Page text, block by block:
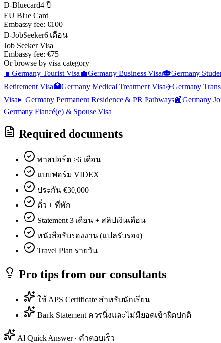
D-Bluecard4 ปี
EU Blue Card
Embassy fee: €100
D-JobSeeker6 เดือน
Job Seeker Visa
Embassy fee: €75
Or browse by visa category
🧳 Germany Tourist Visa💼Germany Business Visa🎓Germany
Retirement Visa🏥Germany Medical Treatment Visa✈️Germany
Visa🪪Germany Permanent Residence & PR Pathways📰Germany
Germany Fiancé(e) & Spouse Visa
Required documents
พาสปอร์ต >6 เดือน
แบบฟอร์ม VIDEX
ประกัน €30,000
ตั๋ว + ที่พัก
Statement 3 เดือน + สลิปเงินเดือน
หนังสือรับรองงาน (แปลรับรอง)
Travel Plan รายวัน
Pro tips from our consultants
ใช้ APS Certificate สำหรับนักเรียน
Bank Statement ควรนิ่งและไม่มียอดเข้าผิดปกติ
AI Quick Answer · คำตอบเร็ว